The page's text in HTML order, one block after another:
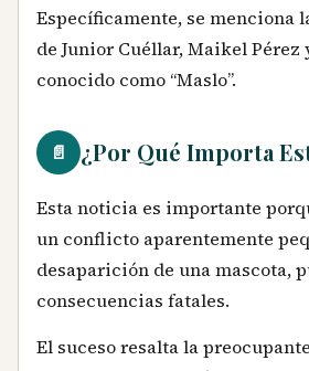
Específicamente, se menciona
de Junior Cuéllar, Maikel Pérez
conocido como “Maslo”.
📄 ¿Por Qué Importa
Esta noticia es importante
un conflicto aparentemente
desaparición de una mascota,
consecuencias fatales.
El suceso resalta la